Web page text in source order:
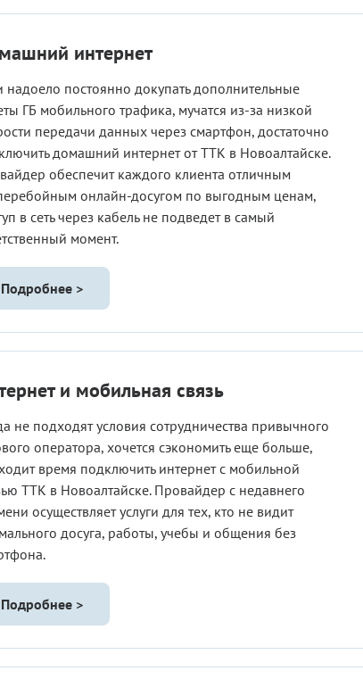
интернет
надоело постоянно докупать дополнительные
ГБ мобильного трафика, мучатся из-за низкой
передачи данных через смартфон, достаточно
домашний интернет от ТТК в Новоалтайске.
обеспечит каждого клиента отличным
онлайн-досугом по выгодным ценам,
в сеть через кабель не подведет в самый
момент.
Подробнее >
и мобильная связь
не подходят условия сотрудничества привычного
оператора, хочется сэкономить еще больше,
время подключить интернет с мобильной
ТТК в Новоалтайске. Провайдер с недавнего
осуществляет услуги для тех, кто не видит
досуга, работы, учебы и общения без
Подробнее >